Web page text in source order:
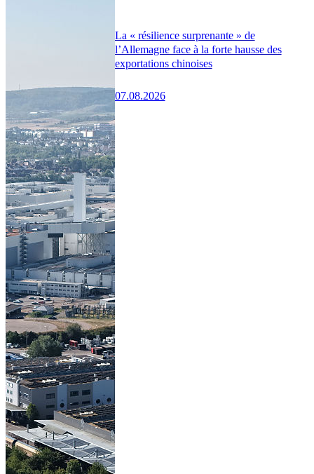
La « résilience surprenante » de
l’Allemagne face à la forte hausse des
exportations chinoises
07.08.2026